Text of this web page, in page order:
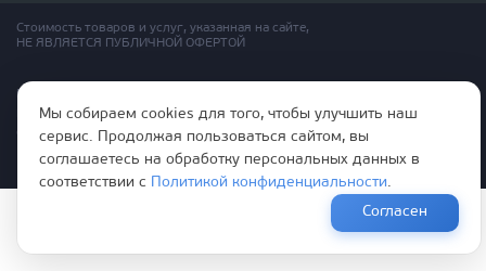
Стоимость товаров и услуг, указанная на сайте,
НЕ ЯВЛЯЕТСЯ ПУБЛИЧНОЙ ОФЕРТОЙ
Правила эксплутации входных и межкомнатных дверей
Политика обработки персональных данных
Согласие на обработку персональных данных
Мы собираем cookies для того, чтобы улучшить наш
сервис. Продолжая пользоваться сайтом, вы
соглашаетесь на обработку персональных данных в
соответствии с
Политикой конфиденциальности.
Согласен